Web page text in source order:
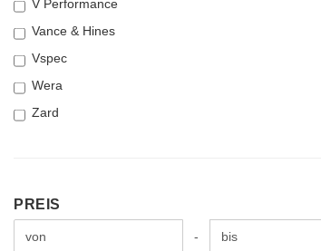
V Performance
Vance & Hines
Vspec
Wera
Zard
PREIS
Preis bis -